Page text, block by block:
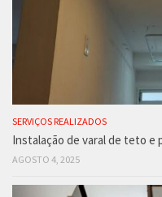
SERVIÇOS REALIZADOS
Instalação de varal de teto e
AGOSTO 4, 2025